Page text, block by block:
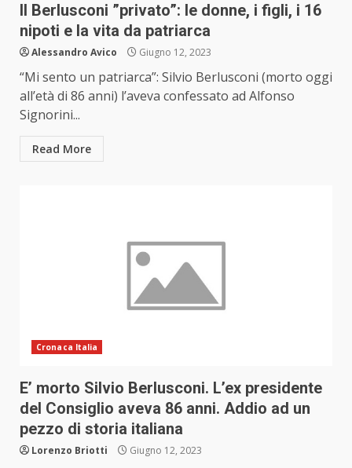
Il Berlusconi ”privato”: le donne, i figli, i 16
nipoti e la vita da patriarca
Alessandro Avico Giugno 12, 2023
“Mi sento un patriarca”: Silvio Berlusconi (morto oggi
all’età di 86 anni) l’aveva confessato ad Alfonso
Signorini...
Read More
Cronaca Italia
E’ morto Silvio Berlusconi. L’ex presidente
del Consiglio aveva 86 anni. Addio ad un
pezzo di storia italiana
Lorenzo Briotti Giugno 12, 2023